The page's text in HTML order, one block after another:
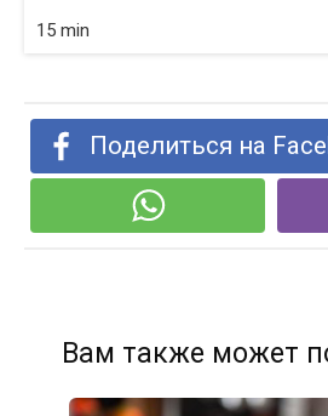
15 min
Поделиться на
Вам также может